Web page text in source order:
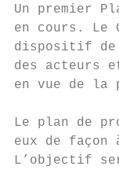
Un premier
en cours. Le
dispositif de
des acteurs
en vue de la
Le plan de
eux de
L’objectif